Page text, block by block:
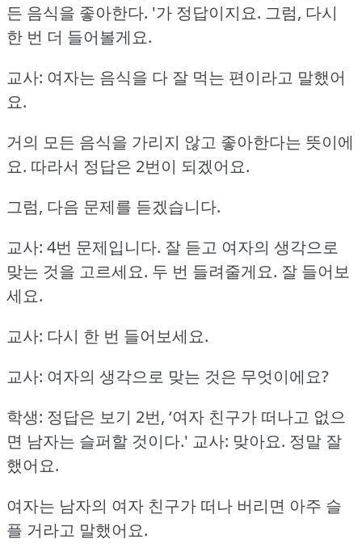
든 음식을 좋아한다. '가 정답이지요. 그럼, 다시
한 번 더 들어볼게요.
교사: 여자는 음식을 다 잘 먹는 편이라고 말했어
요.
거의 모든 음식을 가리지 않고 좋아한다는 뜻이에
요. 따라서 정답은 2번이 되겠어요.
그럼, 다음 문제를 듣겠습니다.
교사: 4번 문제입니다. 잘 듣고 여자의 생각으로
맞는 것을 고르세요. 두 번 들려줄게요. 잘 들어보
세요.
교사: 다시 한 번 들어보세요.
교사: 여자의 생각으로 맞는 것은 무엇이에요?
학생: 정답은 보기 2번, ‘여자 친구가 떠나고 없으
면 남자는 슬퍼할 것이다.' 교사: 맞아요. 정말 잘
했어요.
여자는 남자의 여자 친구가 떠나 버리면 아주 슬
플 거라고 말했어요.